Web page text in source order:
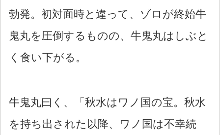
勃発。初対面時と違って、ゾロが終始牛
鬼丸を圧倒するものの、牛鬼丸はしぶと
く食い下がる。
牛鬼丸曰く、「秋水はワノ国の宝。秋水
を持ち出された以降、ワノ国は不幸続